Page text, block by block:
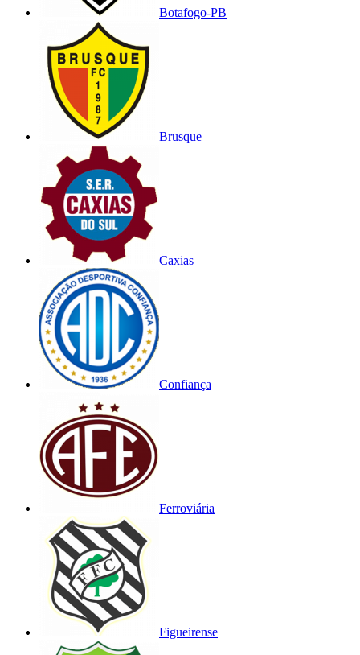
Botafogo-PB
Brusque
Caxias
Confiança
Ferroviária
Figueirense